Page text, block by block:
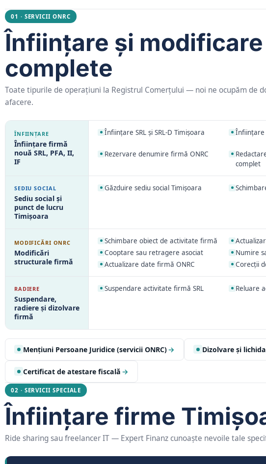
01 · SERVICII ONRC
Înființare și
complete
Toate tipurile de operațiuni la Registrul Comerțului — noi ne ocupăm de
afacere.
ÎNFIINȚARE
Înființare firmă
nouă SRL, PFA, II,
IF
Înființare SRL și SRL-D Timișoara Înființare
Rezervare denumire firmă ONRC
complet
SEDIU SOCIAL
Sediu social și
punct de lucru
Timișoara
Găzduire sediu social Timișoara
MODIFICĂRI ONRC
Modificări
structurale firmă
Schimbare obiect de activitate firmă
Cooptare sau retragere asociat
Numire
Actualizare date firmă ONRC
Corecții
RADIERE
Suspendare,
radiere și dizolvare
firmă
Suspendare activitate firmă SRL Reluare
Mențiuni Persoane Juridice (servicii ONRC)→ Dizolvare și
Certificat de atestare fiscală →
02 · SERVICII SPECIALE
Înființare firme
Ride sharing sau freelancer IT — Expert Finanz cunoaște nevoile tale